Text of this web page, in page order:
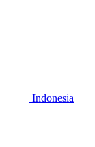
Indonesia